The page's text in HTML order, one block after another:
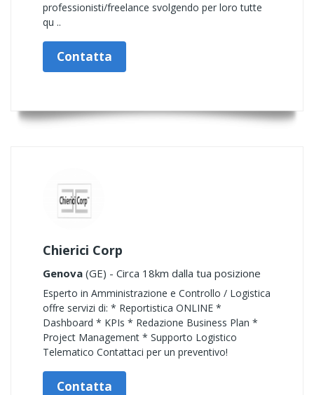
professionisti/freelance svolgendo per loro tutte
qu ..
Contatta
Chierici Corp
Genova (GE) - Circa 18km dalla tua posizione
Esperto in Amministrazione e Controllo / Logistica
offre servizi di: * Reportistica ONLINE *
Dashboard * KPIs * Redazione Business Plan *
Project Management * Supporto Logistico
Telematico Contattaci per un preventivo!
Contatta